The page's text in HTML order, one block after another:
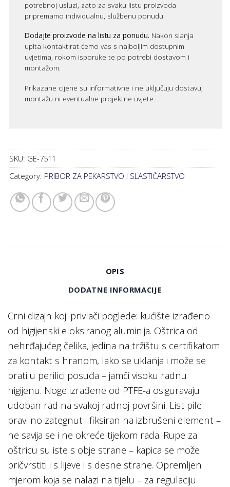
potrebnoj usluzi, zato za svaku listu proizvoda
pripremamo individualnu, službenu ponudu.
Dodajte proizvode na listu za ponudu. Nakon slanja
upita kontaktirat ćemo vas s najboljim dostupnim
uvjetima, rokom isporuke te po potrebi dostavom i
montažom.
Prikazane cijene su informativne i ne uključuju dostavu,
montažu ni eventualne projektne uvjete.
SKU: GE-7511
Category: PRIBOR ZA PEKARSTVO I SLASTIČARSTVO
OPIS
DODATNE INFORMACIJE
Crni dizajn koji privlači poglede: kućište izrađeno
od higijenski eloksiranog aluminija. Oštrica od
nehrđajućeg čelika, jedina na tržištu s certifikatom
za kontakt s hranom, lako se uklanja i može se
prati u perilici posuđa – jamči visoku radnu
higijenu. Noge izrađene od PTFE-a osiguravaju
udoban rad na svakoj radnoj površini. List pile
pravilno zategnut i fiksiran na izbrušeni element –
​​ne savija se i ne okreće tijekom rada. Rupe za
oštricu su iste s obje strane – kapica se može
pričvrstiti i s lijeve i s desne strane. Opremljen
mjerom koja se nalazi na tijelu – za regulaciju